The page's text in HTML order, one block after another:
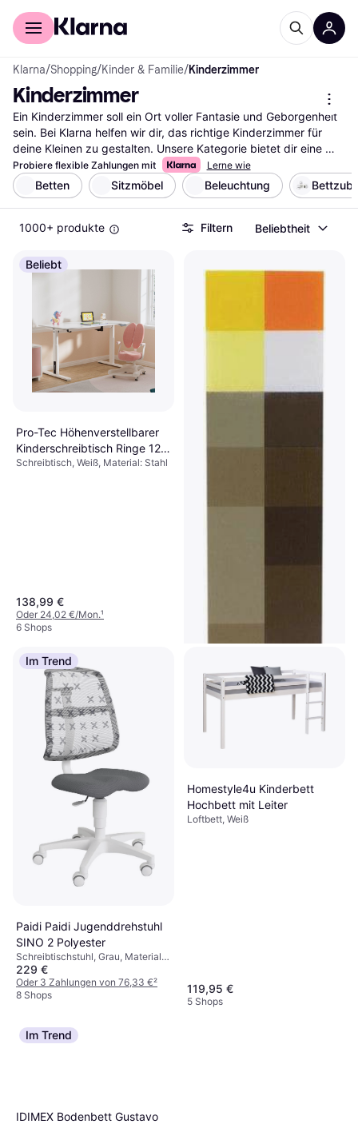
Für Shopper
Klarna/Shopping/Kinder & Familie/Kinderzimmer
Kinderzimmer
Ein Kinderzimmer soll ein Ort voller Fantasie und Geborgenheit
sein. Bei Klarna helfen wir dir, das richtige Kinderzimmer für
deine Kleinen zu gestalten. Unsere Kategorie bietet dir eine
Vielzahl an Möbeln und Dekorationsartikeln, die du ganz
einfach mit unseren nützlichen Filtern durchstöbern kannst.
Egal, ob du nach einem Bett, Schrank oder Spielzeug suchst,
unsere Filter leiten dich schnell zur besten Auswahl. Du kannst
auch nach Marken, Preisen oder Bewertungen filtern, um deine
deinen Vorstellungen passt. Lies die Nutzerbewertungen, um
mehr über die Erfahrungen anderer Eltern zu erfahren und die
richtige Entscheidung zu treffen. Beginne hier deine Suche und
gestalte ein Kinderzimmer, das die Fantasie deiner Kinder
beflügelt und ihnen Geborgenheit bietet.
Mehr über kinderzimmer »
Probiere flexible Zahlungen mit Lerne wie
Betten Sitzmöbel Beleuchtung
1000+ produkte Filtern Beliebtheit
Beliebt
Pro-Tec Höhenverstellbarer
Kinderschreibtisch Ringe 120
x 60 cm Weiß
Schreibtisch, Weiß, Material: Stahl
138,99 €
Oder 24,02 €/Mon.¹
6 Shops
Im Trend
Paidi Paidi Jugenddrehstuhl
SINO 2 Polyester
Schreibtischstuhl, Grau, Material:
Polyester
229 €
Oder 3 Zahlungen von 76,33 €²
8 Shops
Homestyle4u Kinderbett
Hochbett mit Leiter
Loftbett, Weiß
119,95 €
5 Shops
Im Trend
IDIMEX Bodenbett Gustavo